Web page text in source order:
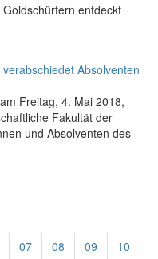
entdeckt
Absolventen
Freitag, 4. Mai 2018,
Fakultät der
und Absolventen des
07 08 09
10